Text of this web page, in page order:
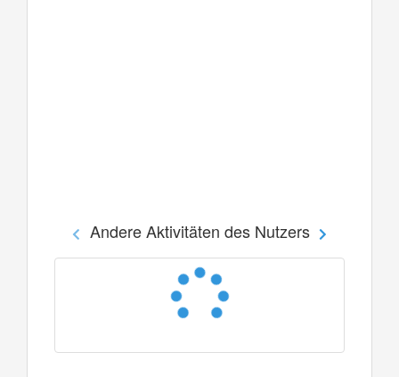
Andere Aktivitäten des Nutzers